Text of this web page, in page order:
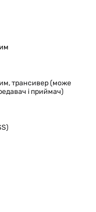
трансивер (може
і приймач)